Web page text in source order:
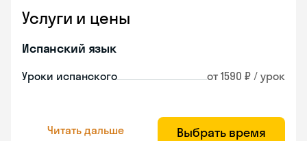
Услуги и цены
Испанский язык
Уроки испанского от 1590 ₽ / урок
Читать дальше Выбрать время